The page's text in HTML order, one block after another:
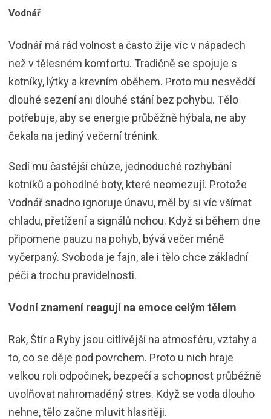
Vodnář
Vodnář má rád volnost a často žije víc v nápadech
než v tělesném komfortu. Tradičně se spojuje s
kotníky, lýtky a krevním oběhem. Proto mu nesvědčí
dlouhé sezení ani dlouhé stání bez pohybu. Tělo
potřebuje, aby se energie průběžně hýbala, ne aby
čekala na jediný večerní trénink.
Sedí mu častější chůze, jednoduché rozhýbání
kotníků a pohodlné boty, které neomezují. Protože
Vodnář snadno ignoruje únavu, měl by si víc všímat
chladu, přetížení a signálů nohou. Když si během dne
připomene pauzu na pohyb, bývá večer méně
vyčerpaný. Svoboda je fajn, ale i tělo chce základní
péči a trochu pravidelnosti.
Vodní znamení reagují na emoce celým tělem
Rak, Štír a Ryby jsou citlivější na atmosféru, vztahy a
to, co se děje pod povrchem. Proto u nich hraje
velkou roli odpočinek, bezpečí a schopnost průběžně
uvolňovat nahromaděný stres. Když se voda dlouho
nehne, tělo začne mluvit hlasitěji.